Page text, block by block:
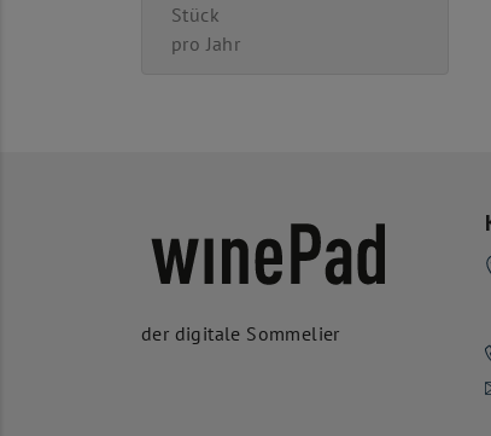
Stück
pro Jahr
der digitale Sommelier